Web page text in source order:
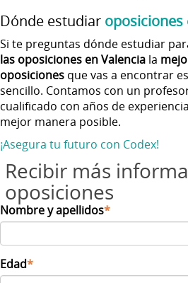
Dónde estudiar oposiciones
Si te preguntas dónde estudiar
las oposiciones en Valencia la
oposiciones que vas a encontrar es
sencillo. Contamos con un
cualificado con años de
mejor manera posible.
¡Asegura tu futuro con Codex!
Recibir más
oposiciones
Nombre y apellidos*
Edad*